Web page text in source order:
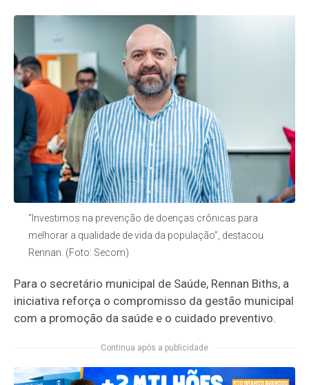
“Investimos na prevenção de doenças crônicas para
melhorar a qualidade de vida da população”, destacou
Rennan. (Foto: Secom)
Para o secretário municipal de Saúde, Rennan Biths, a
iniciativa reforça o compromisso da gestão municipal
com a promoção da saúde e o cuidado preventivo.
Continua após a publicidade